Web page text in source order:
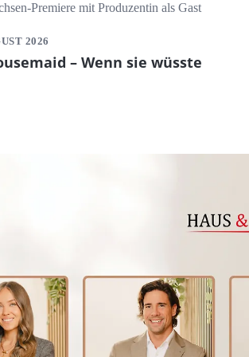
Premiere mit Produzentin als Gast
2026
– Wenn sie wüsste